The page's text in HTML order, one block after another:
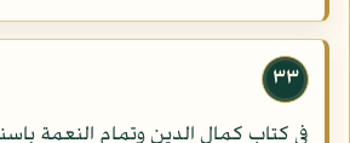
٣٣
في كتاب كمال الدين وتمام النعمة